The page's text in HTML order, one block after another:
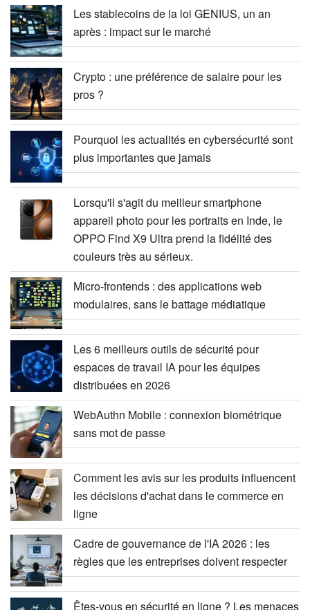
Les stablecoins de la loi GENIUS, un an
après : impact sur le marché
Crypto : une préférence de salaire pour les
pros ?
Pourquoi les actualités en cybersécurité sont
plus importantes que jamais
Lorsqu'il s'agit du meilleur smartphone
appareil photo pour les portraits en Inde, le
OPPO Find X9 Ultra prend la fidélité des
couleurs très au sérieux.
Micro-frontends : des applications web
modulaires, sans le battage médiatique
Les 6 meilleurs outils de sécurité pour
espaces de travail IA pour les équipes
distribuées en 2026
WebAuthn Mobile : connexion biométrique
sans mot de passe
Comment les avis sur les produits influencent
les décisions d'achat dans le commerce en
ligne
Cadre de gouvernance de l'IA 2026 : les
règles que les entreprises doivent respecter
Êtes-vous en sécurité en ligne ? Les menaces